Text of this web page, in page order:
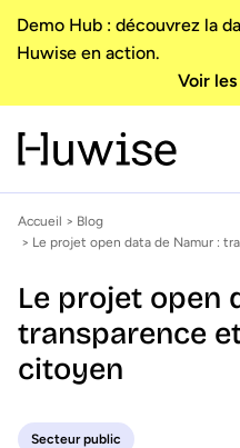
Demo Hub : découvrez la
Huwise en action.
Voir
Accueil > Blog
> Le projet open data de Namur :
Le projet open
transparence
citoyen
Secteur public